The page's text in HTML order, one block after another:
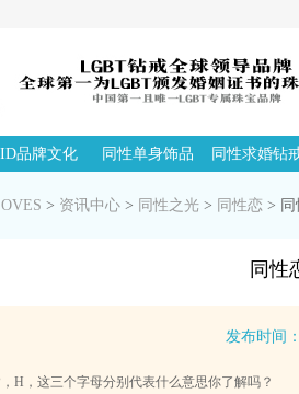
ID品牌文化 同性单身饰品 同性求婚钻
> 资讯中心 > 同性之光 > 同性恋 >
同性
发布时间
H，这三个字母分别代表什么意思你了解吗？